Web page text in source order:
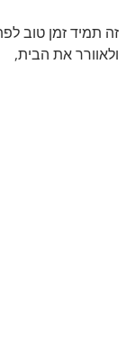
זה תמיד זמן טוב
ולאוורר את הבית,